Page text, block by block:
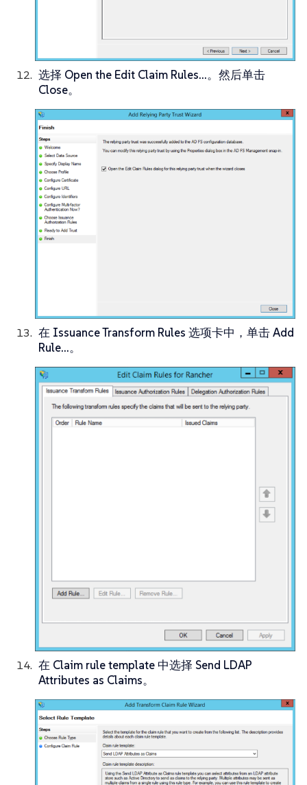
选择 Open the Edit Claim Rules…​。然后单击
Close。
在 Issuance Transform Rules 选项卡中，单击Add
Rule…​。
在 Claim rule template 中选择 Send LDAP
Attributes as Claims。